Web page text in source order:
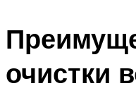
очистки